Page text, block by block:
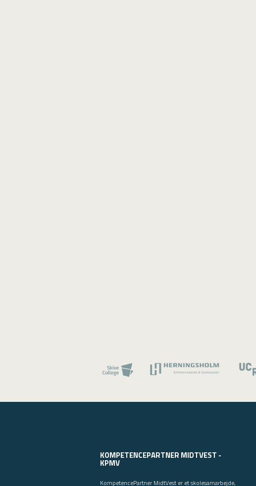
KOMPETENCEPARTNER MIDTVEST -
KPMV
KompetencePartner MidtVest er et skolesamarbejde,